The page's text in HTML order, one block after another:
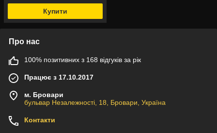
Купити
Про нас
100% позитивних з 168 відгуків за рік
Працює з 17.10.2017
м. Бровари
бульвар Незалежності, 18, Бровари, Україна
Контакти